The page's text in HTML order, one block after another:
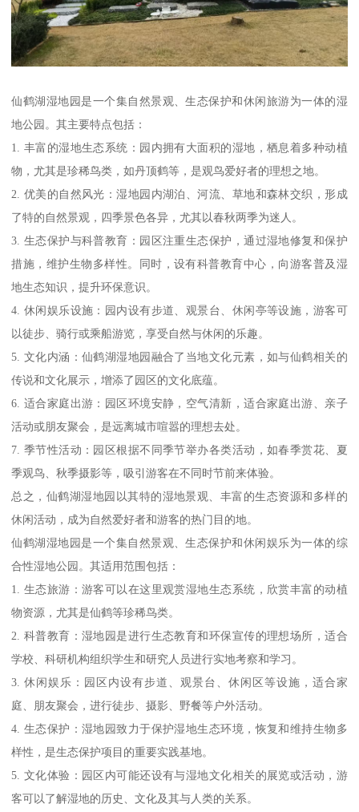
仙鹤湖湿地园是一个集自然景观、生态保护和休闲旅游为一体的湿
地公园。其主要特点包括：
1. 丰富的湿地生态系统：园内拥有大面积的湿地，栖息着多种动植
物，尤其是珍稀鸟类，如丹顶鹤等，是观鸟爱好者的理想之地。
2. 优美的自然风光：湿地园内湖泊、河流、草地和森林交织，形成
了特的自然景观，四季景色各异，尤其以春秋两季为迷人。
3. 生态保护与科普教育：园区注重生态保护，通过湿地修复和保护
措施，维护生物多样性。同时，设有科普教育中心，向游客普及湿
地生态知识，提升环保意识。
4. 休闲娱乐设施：园内设有步道、观景台、休闲亭等设施，游客可
以徒步、骑行或乘船游览，享受自然与休闲的乐趣。
5. 文化内涵：仙鹤湖湿地园融合了当地文化元素，如与仙鹤相关的
传说和文化展示，增添了园区的文化底蕴。
6. 适合家庭出游：园区环境安静，空气清新，适合家庭出游、亲子
活动或朋友聚会，是远离城市喧嚣的理想去处。
7. 季节性活动：园区根据不同季节举办各类活动，如春季赏花、夏
季观鸟、秋季摄影等，吸引游客在不同时节前来体验。
总之，仙鹤湖湿地园以其特的湿地景观、丰富的生态资源和多样的
休闲活动，成为自然爱好者和游客的热门目的地。
仙鹤湖湿地园是一个集自然景观、生态保护和休闲娱乐为一体的综
合性湿地公园。其适用范围包括：
1. 生态旅游：游客可以在这里观赏湿地生态系统，欣赏丰富的动植
物资源，尤其是仙鹤等珍稀鸟类。
2. 科普教育：湿地园是进行生态教育和环保宣传的理想场所，适合
学校、科研机构组织学生和研究人员进行实地考察和学习。
3. 休闲娱乐：园区内设有步道、观景台、休闲区等设施，适合家
庭、朋友聚会，进行徒步、摄影、野餐等户外活动。
4. 生态保护：湿地园致力于保护湿地生态环境，恢复和维持生物多
样性，是生态保护项目的重要实践基地。
5. 文化体验：园区内可能还设有与湿地文化相关的展览或活动，游
客可以了解湿地的历史、文化及其与人类的关系。